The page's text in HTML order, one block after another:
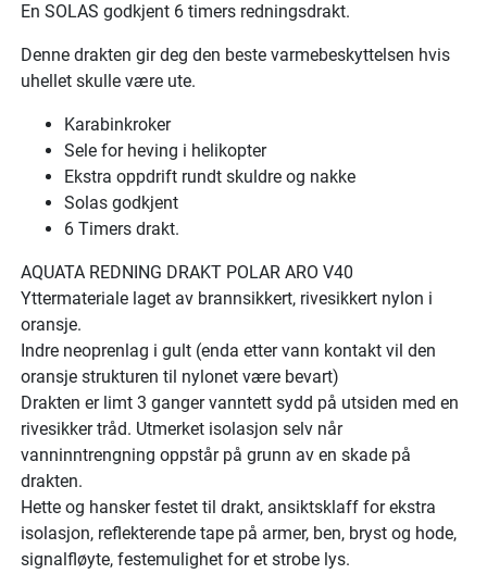
En SOLAS godkjent 6 timers redningsdrakt.
Denne drakten gir deg den beste varmebeskyttelsen hvis
uhellet skulle være ute.
Karabinkroker
Sele for heving i helikopter
Ekstra oppdrift rundt skuldre og nakke
Solas godkjent
6 Timers drakt.
AQUATA REDNING DRAKT POLAR ARO V40
Yttermateriale laget av brannsikkert, rivesikkert nylon i
oransje.
Indre neoprenlag i gult (enda etter vann kontakt vil den
oransje strukturen til nylonet være bevart)
Drakten er limt 3 ganger vanntett sydd på utsiden med en
rivesikker tråd. Utmerket isolasjon selv når
vanninntrengning oppstår på grunn av en skade på
drakten.
Hette og hansker festet til drakt, ansiktsklaff for ekstra
isolasjon, reflekterende tape på armer, ben, bryst og hode,
signalfløyte, festemulighet for et strobe lys.